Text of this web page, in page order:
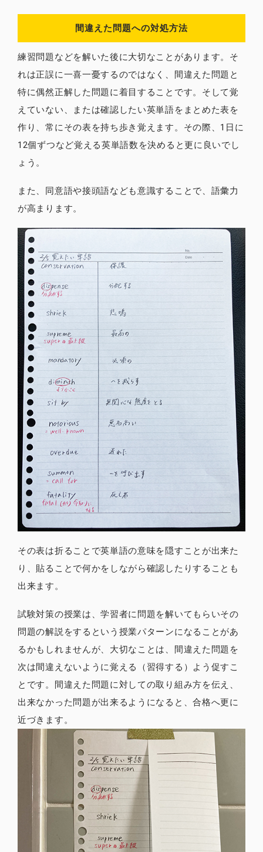
間違えた問題への対処方法
練習問題などを解いた後に大切なことがあります。そ
れは正誤に一喜一憂するのではなく、間違えた問題と
特に偶然正解した問題に着目することです。そして覚
えていない、または確認したい英単語をまとめた表を
作り、常にその表を持ち歩き覚えます。その際、1日に
12個ずつなど覚える英単語数を決めると更に良いでし
ょう。
また、同意語や接頭語なども意識することで、語彙力
が高まります。
その表は折ることで英単語の意味を隠すことが出来た
り、貼ることで何かをしながら確認したりすることも
出来ます。
試験対策の授業は、学習者に問題を解いてもらいその
問題の解説をするという授業パターンになることがあ
るかもしれませんが、大切なことは、間違えた問題を
次は間違えないように覚える（習得する）よう促すこ
とです。間違えた問題に対しての取り組み方を伝え、
出来なかった問題が出来るようになると、合格へ更に
近づきます。